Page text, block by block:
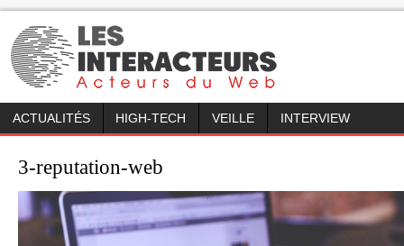
ACTUALITÉS HIGH-TECH VEILLE INTERVIEW
3-reputation-web